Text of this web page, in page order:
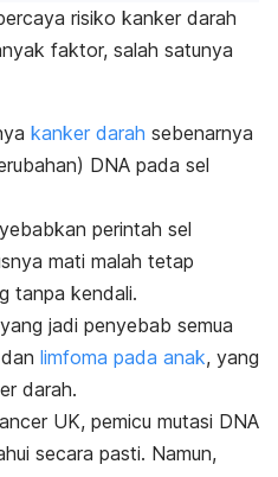
risiko kanker darah
faktor, salah satunya
kanker darah sebenarnya
DNA pada sel
perintah sel
mati malah tetap
tanpa kendali.
jadi penyebab semua
limfoma pada anak, yang
darah.
UK, pemicu mutasi DNA
secara pasti. Namun,